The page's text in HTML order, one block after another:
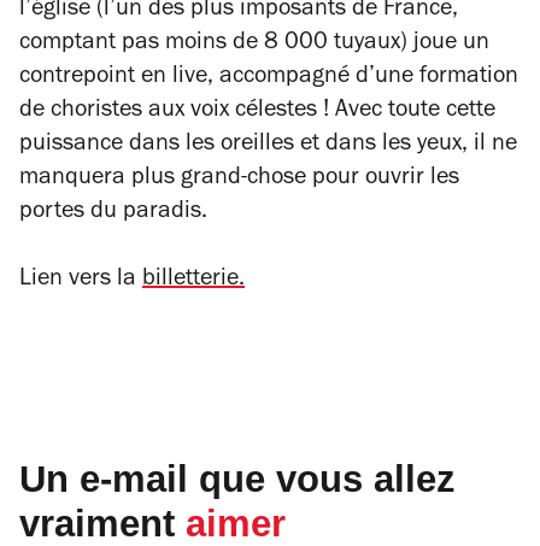
l’église (l’un des plus imposants de France,
comptant pas moins de 8 000 tuyaux) joue un
contrepoint en live, accompagné d’une formation
de choristes aux voix célestes ! Avec toute cette
puissance dans les oreilles et dans les yeux, il ne
manquera plus grand-chose pour ouvrir les
portes du paradis.
Lien vers la billetterie.
Un e-mail que vous allez
vraiment aimer